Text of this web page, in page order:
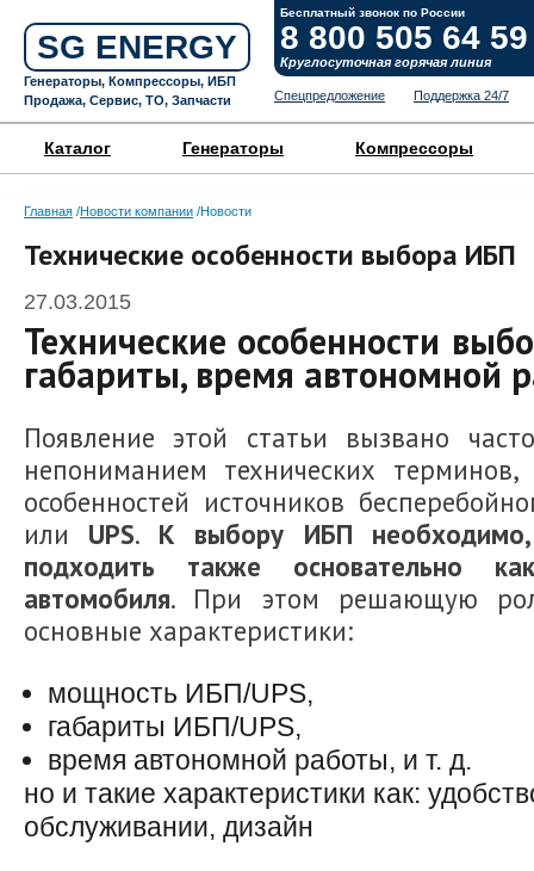
SG ENERGY
Генераторы, Компрессоры, ИБП
Продажа, Сервис, ТО, Запчасти
Бесплатный звонок по России
8 800 505 64 59
Круглосуточная горячая линия
Спецпредложение Поддержка 24/7
Каталог Генераторы Компрессоры
Главная Новости компании Новости
Технические особенности выбора ИБП
27.03.2015
Технические особенности
габариты, время автономной
Появление этой статьи вызвано
непониманием технических терминов,
особенностей источников
или UPS. К выбору ИБП
подходить также основательно
автомобиля. При этом решающую
основные характеристики:
мощность ИБП/UPS,
габариты ИБП/UPS,
время автономной работы, и т. д.
но и такие характеристики как:
обслуживании, дизайн